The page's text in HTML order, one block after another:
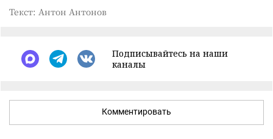
Текст: Антон Антонов
Подписывайтесь на наши
каналы
Комментировать